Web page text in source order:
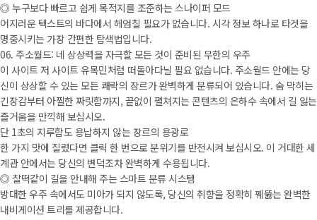
◎ 누구보다 빠르고 쉽게 목적지를 조준하는 스나이퍼 모드
어지러운 텍스트의 바다에서 헤엄칠 필요가 없습니다. 시각 정보 하나로 타겟을
명중시키는 가장 간편한 탐색법입니다.
06. 주소월드: 네 상상력을 자극할 모든 것이 준비된 무한의 우주
이 사이트 저 사이트 유목민처럼 떠돌아다닐 필요 없습니다. 주소월드 안에는 당
신이 상상할 수 있는 모든 쾌락의 장르가 완벽하게 분류되어 있습니다. 숨 막히는
긴장감부터 아찔한 짜릿함까지, 끝없이 펼쳐지는 콘텐츠의 은하수 속에서 길 잃는
즐거움을 만끽해 보십시오.
단 1초의 지루함도 용납하지 않는 장르의 용광로
한 가지 맛에 질렸다면 클릭 한 번으로 분위기를 반전시켜 보십시오. 이 거대한 세
계관 안에서는 당신의 변덕조차 완벽하게 수용됩니다.
◎ 찰떡같이 길을 안내해 주는 스마트 분류 시스템
방대한 우주 속에서도 미아가 되지 않도록, 당신의 취향을 정확히 꿰뚫는 완벽한
내비게이션 트리를 제공합니다.